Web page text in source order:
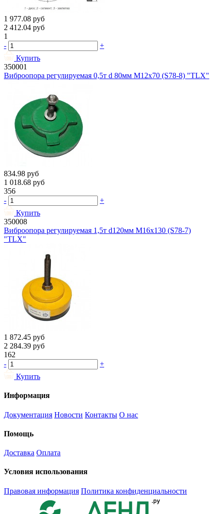
1 977.08 руб
2 412.04 руб
1
-
+
Купить
350001
Виброопора регулируемая 0,5т d 80мм М12х70 (S78-8) "TLX"
834.98 руб
1 018.68 руб
356
-
+
Купить
350008
Виброопора регулируемая 1,5т d120мм М16х130 (S78-7)
"TLX"
1 872.45 руб
2 284.39 руб
162
-
+
Купить
Информация
Документация Новости Контакты О нас
Помощь
Доставка Оплата
Условия использования
Правовая информация Политика конфиденциальности